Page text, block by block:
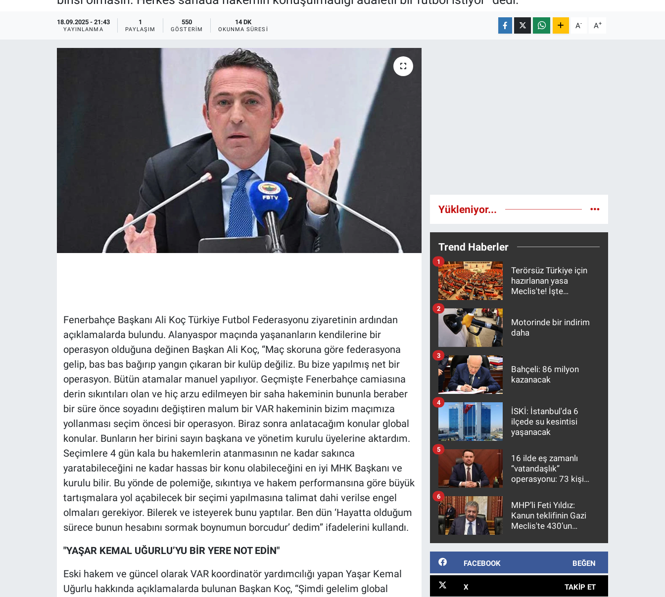
18.09.2025 - 21:43
YAYINLANMA
1
PAYLAŞIM
550
GÖSTERIM
14 DK
OKUNMA SÜRESI A- A+
Fenerbahçe Başkanı Ali Koç Türkiye Futbol Federasyonu ziyaretinin ardından
açıklamalarda bulundu. Alanyaspor maçında yaşananların kendilerine bir
operasyon olduğuna değinen Başkan Ali Koç, “Maç skoruna göre federasyona
gelip, bas bas bağırıp yangın çıkaran bir kulüp değiliz. Bu bize yapılmış net bir
operasyon. Bütün atamalar manuel yapılıyor. Geçmişte Fenerbahçe camiasına
derin sıkıntıları olan ve hiç arzu edilmeyen bir saha hakeminin bununla beraber
bir süre önce soyadını değiştiren malum bir VAR hakeminin bizim maçımıza
yollanması seçim öncesi bir operasyon. Biraz sonra anlatacağım konular global
konular. Bunların her birini sayın başkana ve yönetim kurulu üyelerine aktardım.
Seçimlere 4 gün kala bu hakemlerin atanmasının ne kadar sakınca
yaratabileceğini ne kadar hassas bir konu olabileceğini en iyi MHK Başkanı ve
kurulu bilir. Bu yönde de polemiğe, sıkıntıya ve hakem performansına göre büyük
tartışmalara yol açabilecek bir seçimi yapılmasına talimat dahi verilse engel
olmaları gerekiyor. Bilerek ve isteyerek bunu yaptılar. Ben dün ‘Hayatta olduğum
sürece bunun hesabını sormak boynumun borcudur’ dedim” ifadelerini kullandı.
"YAŞAR KEMAL UĞURLU’YU BİR YERE NOT EDİN"
Eski hakem ve güncel olarak VAR koordinatör yardımcılığı yapan Yaşar Kemal
Uğurlu hakkında açıklamalarda bulunan Başkan Koç, “Şimdi gelelim global
Yükleniyor...
Trend Haberler
Terörsüz Türkiye için
hazırlanan yasa
Meclis'te! İşte
1
Motorinde bir indirim
daha
2
Bahçeli: 86 milyon
kazanacak
3
İSKİ: İstanbul'da 6
ilçede su kesintisi
yaşanacak
4
16 ilde eş zamanlı
“vatandaşlık”
operasyonu: 73 kişi
5
MHP’li Feti Yıldız:
Kanun teklifinin Gazi
Meclis'te 430’un
kanunlaşacağı
6
FACEBOOK BEĞEN
X TAKIP ET
Ege'den Esintiler
Koronavirüs
Kültür Sanat
Ne demişti
Programlar
Teknoloji
İletişim